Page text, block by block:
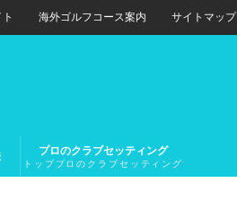
海外ゴルフコース案内 サイトマップ
プロのクラブセッティング
トッププロのクラブセッティング